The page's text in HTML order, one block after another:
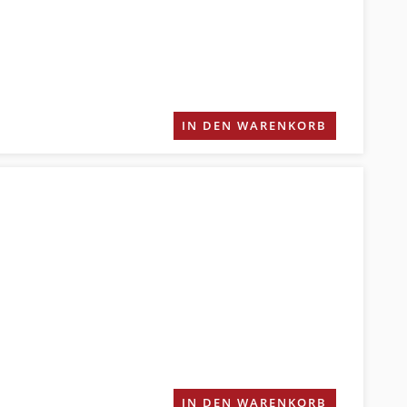
IN DEN WARENKORB
IN DEN WARENKORB